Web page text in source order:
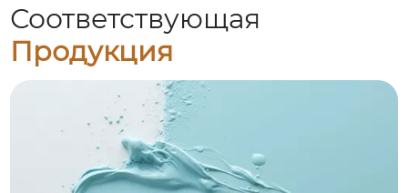
Соответствующая
Продукция